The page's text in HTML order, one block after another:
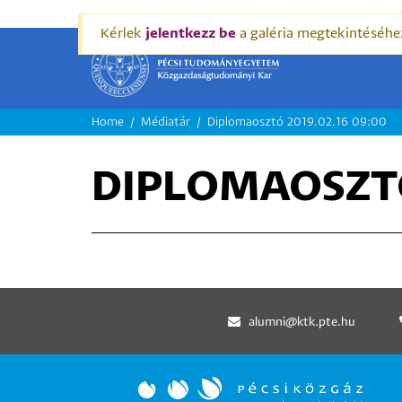
MORZSA
Home Médiatár Diplomaosztó 2019.02.16 09:00
Kérlek jelentkezz be a galéria
alumni@ktk.pte.hu